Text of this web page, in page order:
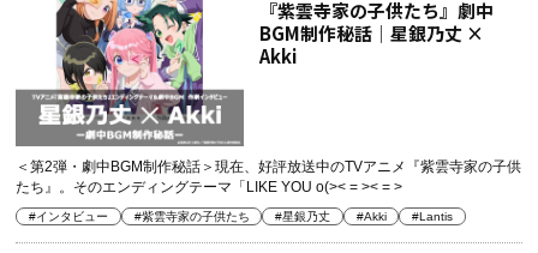
『紫雲寺家の子供たち』劇中
BGM制作秘話│星銀乃丈 ×
Akki
＜第2弾・劇中BGM制作秘話＞現在、好評放送中のTVアニメ『紫雲寺家の子供
たち』。そのエンディングテーマ「LIKE YOU o(>< = >< = >
#インタビュー #紫雲寺家の子供たち #星銀乃丈 #Akki #Lantis